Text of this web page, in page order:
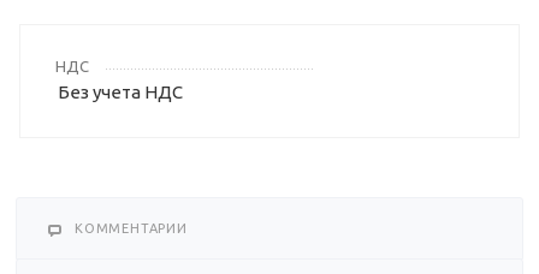
НДС
Без учета НДС
КОММЕНТАРИИ